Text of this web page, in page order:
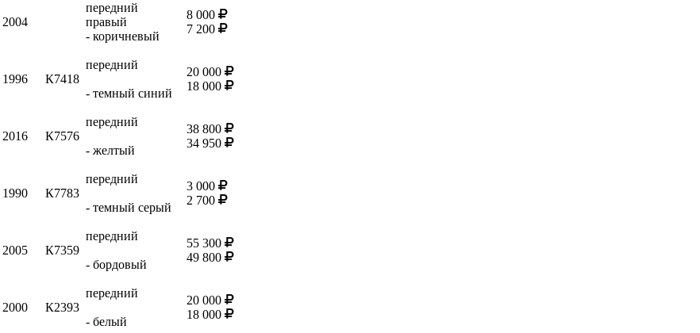
2004
передний
правый
- коричневый
8 000
7 200
1996 К7418
передний
- темный синий
20 000
18 000
2016 К7576
передний
- желтый
38 800
34 950
1990 К7783
передний
- темный серый
3 000
2 700
2005 К7359
передний
- бордовый
55 300
49 800
2000 К2393
передний
- белый
20 000
18 000